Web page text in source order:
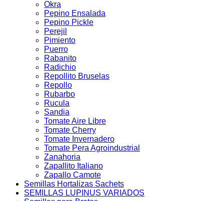
Okra
Pepino Ensalada
Pepino Pickle
Perejil
Pimiento
Puerro
Rabanito
Radichio
Repollito Bruselas
Repollo
Rubarbo
Rucula
Sandia
Tomate Aire Libre
Tomate Cherry
Tomate Invernadero
Tomate Pera Agroindustrial
Zanahoria
Zapallito Italiano
Zapallo Camote
Semillas Hortalizas Sachets
SEMILLAS LUPINUS VARIADOS